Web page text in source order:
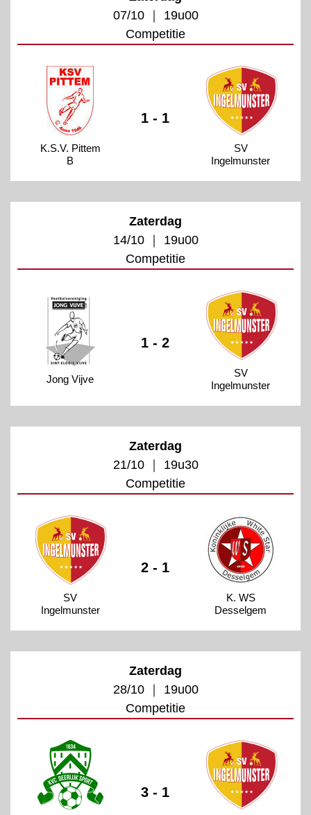
07/10 ｜ 19u00
Competitie
K.S.V. Pittem
B
1 - 1
SV
Ingelmunster
Zaterdag
14/10 ｜ 19u00
Competitie
Jong Vijve
1 - 2
SV
Ingelmunster
Zaterdag
21/10 ｜ 19u30
Competitie
SV
Ingelmunster
2 - 1
K. WS
Desselgem
Zaterdag
28/10 ｜ 19u00
Competitie
3 - 1